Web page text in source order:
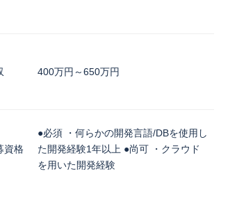
400万円～650万円
資格
●必須 ・何らかの開発言語/DBを使用し
た開発経験1年以上 ●尚可 ・クラウド
を用いた開発経験